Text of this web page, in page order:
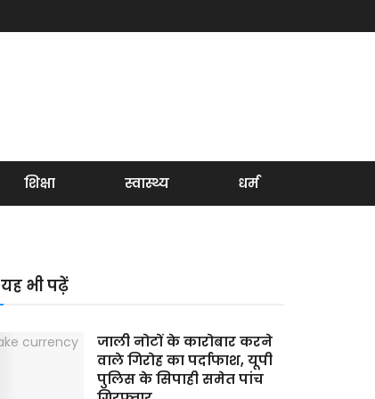
शिक्षा स्वास्थ्य धर्म
यह भी पढ़ें
जाली नोटों के कारोबार करने
वाले गिरोह का पर्दाफाश, यूपी
पुलिस के सिपाही समेत पांच